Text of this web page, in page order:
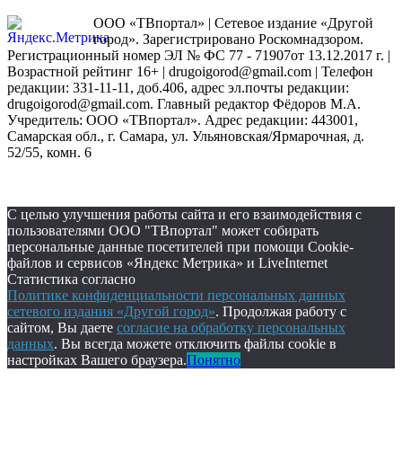
ООО «ТВпортал» | Сетевое издание «Другой
город». Зарегистрировано Роскомнадзором.
Регистрационный номер ЭЛ № ФС 77 - 71907от 13.12.2017 г. |
Возрастной рейтинг 16+ | drugoigorod@gmail.com | Телефон
редакции: 331-11-11, доб.406, адрес эл.почты редакции:
drugoigorod@gmail.com. Главный редактор Фёдоров М.А.
Учредитель: ООО «ТВпортал». Адрес редакции: 443001,
Самарская обл., г. Самара, ул. Ульяновская/Ярмарочная, д.
52/55, комн. 6
С целью улучшения работы сайта и его взаимодействия с
пользователями ООО "ТВпортал" может собирать
персональные данные посетителей при помощи Cookie-
файлов и сервисов «Яндекс Метрика» и LiveInternet
Статистика согласно
Политике конфиденциальности персональных данных
сетевого издания «Другой город». Продолжая работу с
сайтом, Вы даете согласие на обработку персональных
данных. Вы всегда можете отключить файлы cookie в
настройках Вашего браузера.Понятно